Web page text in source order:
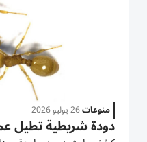
منوعات26 يوليو 2026
دودة شريطية تطيل عمر